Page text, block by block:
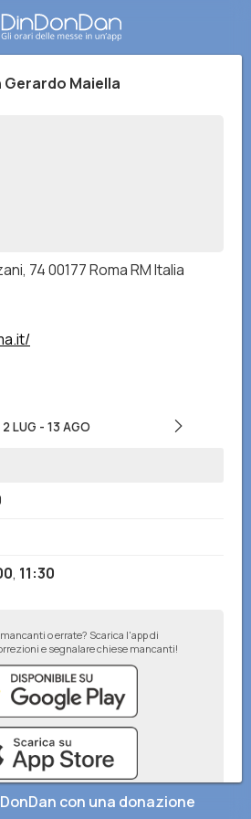
Gerardo Maiella
74 00177 Roma RM Italia
2 LUG - 13 AGO
, 11:30
o errate? Scarica l'app di
e segnalare chiese mancanti!
con una donazione